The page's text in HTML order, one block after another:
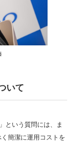
いて
という質問には、ま
簡潔に運用コストを